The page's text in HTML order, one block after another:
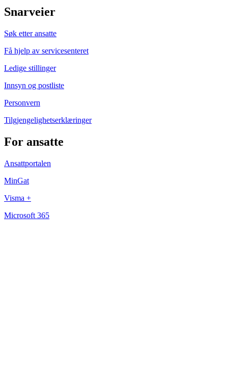
Snarveier
Søk etter ansatte
Få hjelp av servicesenteret
Ledige stillinger
Innsyn og postliste
Personvern
Tilgjengelighetserklæringer
For ansatte
Ansattportalen
MinGat
Visma +
Microsoft 365